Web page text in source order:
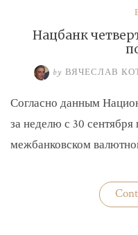
Нацбанк
by ВЯЧЕСЛАВ
Согласно данным
за неделю с 30 сентября
межбанковском